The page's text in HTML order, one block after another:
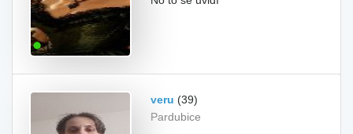
veru (39)
Pardubice